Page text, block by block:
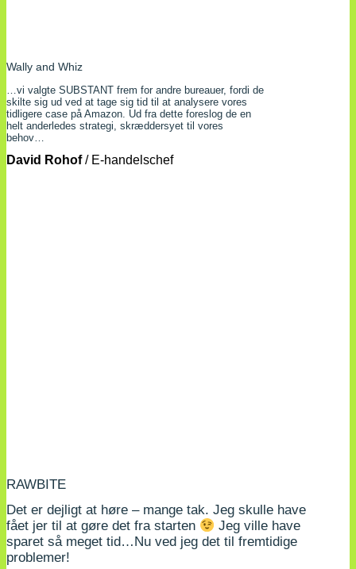
Wally and Whiz
…vi valgte SUBSTANT frem for andre bureauer, fordi de
skilte sig ud ved at tage sig tid til at analysere vores
tidligere case på Amazon. Ud fra dette foreslog de en
helt anderledes strategi, skræddersyet til vores
behov…
David Rohof / E-handelschef
RAWBITE
Det er dejligt at høre – mange tak. Jeg skulle have
fået jer til at gøre det fra starten
Jeg ville have
sparet så meget tid…Nu ved jeg det til fremtidige
problemer!